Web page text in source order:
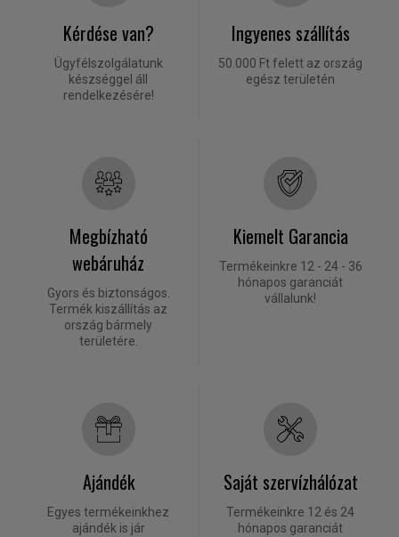
Kérdése van?
Ügyfélszolgálatunk
készséggel áll
rendelkezésére!
Ingyenes szállítás
50.000 Ft felett az ország
egész területén
Megbízható
webáruház
Gyors és biztonságos.
Termék kiszállítás az
ország bármely
területére.
Kiemelt Garancia
Termékeinkre 12 - 24 - 36
hónapos garanciát
vállalunk!
Ajándék
Egyes termékeinkhez
ajándék is jár
Saját szervízhálózat
Termékeinkre 12 és 24
hónapos garanciát